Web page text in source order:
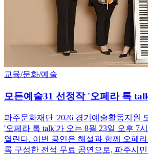
교육/문화/예술
모든예술31 선정작 '오페라 톡
파주문화재단 '2026 경기예술활동지원
'오페라 톡 talk'가 오는 8월 23일 오후 7
열린다. 이번 공연은 해설과 함께 오페
록 구성한 전석 무료 공연으로, 파주시